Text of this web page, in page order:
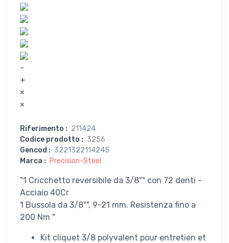
-
+
×
×
Riferimento : 211424
Codice prodotto : 3256
Gencod : 3221322114245
Marca : Precision-Steel
"1 Cricchetto reversibile da 3/8"" con 72 denti -
Acciaio 40Cr
1 Bussola da 3/8"", 9-21 mm. Resistenza fino a
200 Nm "
Kit cliquet 3/8 polyvalent pour entretien et